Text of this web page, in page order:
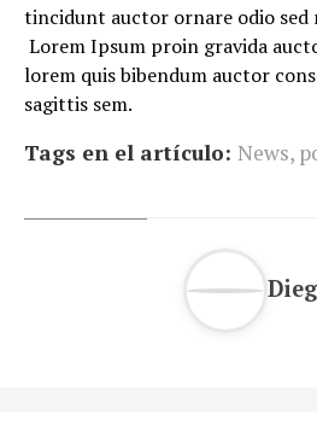
tincidunt auctor ornare odio sed
Lorem Ipsum proin gravida
lorem quis bibendum auctor
sagittis sem.
Tags en el artículo: News,